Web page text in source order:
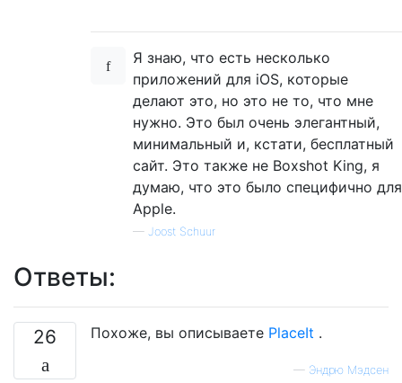
Я знаю, что есть несколько
приложений для iOS, которые
делают это, но это не то, что мне
нужно. Это был очень элегантный,
минимальный и, кстати, бесплатный
сайт. Это также не Boxshot King, я
думаю, что это было специфично для
Apple.
— Joost Schuur
Ответы:
26 Похоже, вы описываете PlaceIt .
— Эндрю Мэдсен